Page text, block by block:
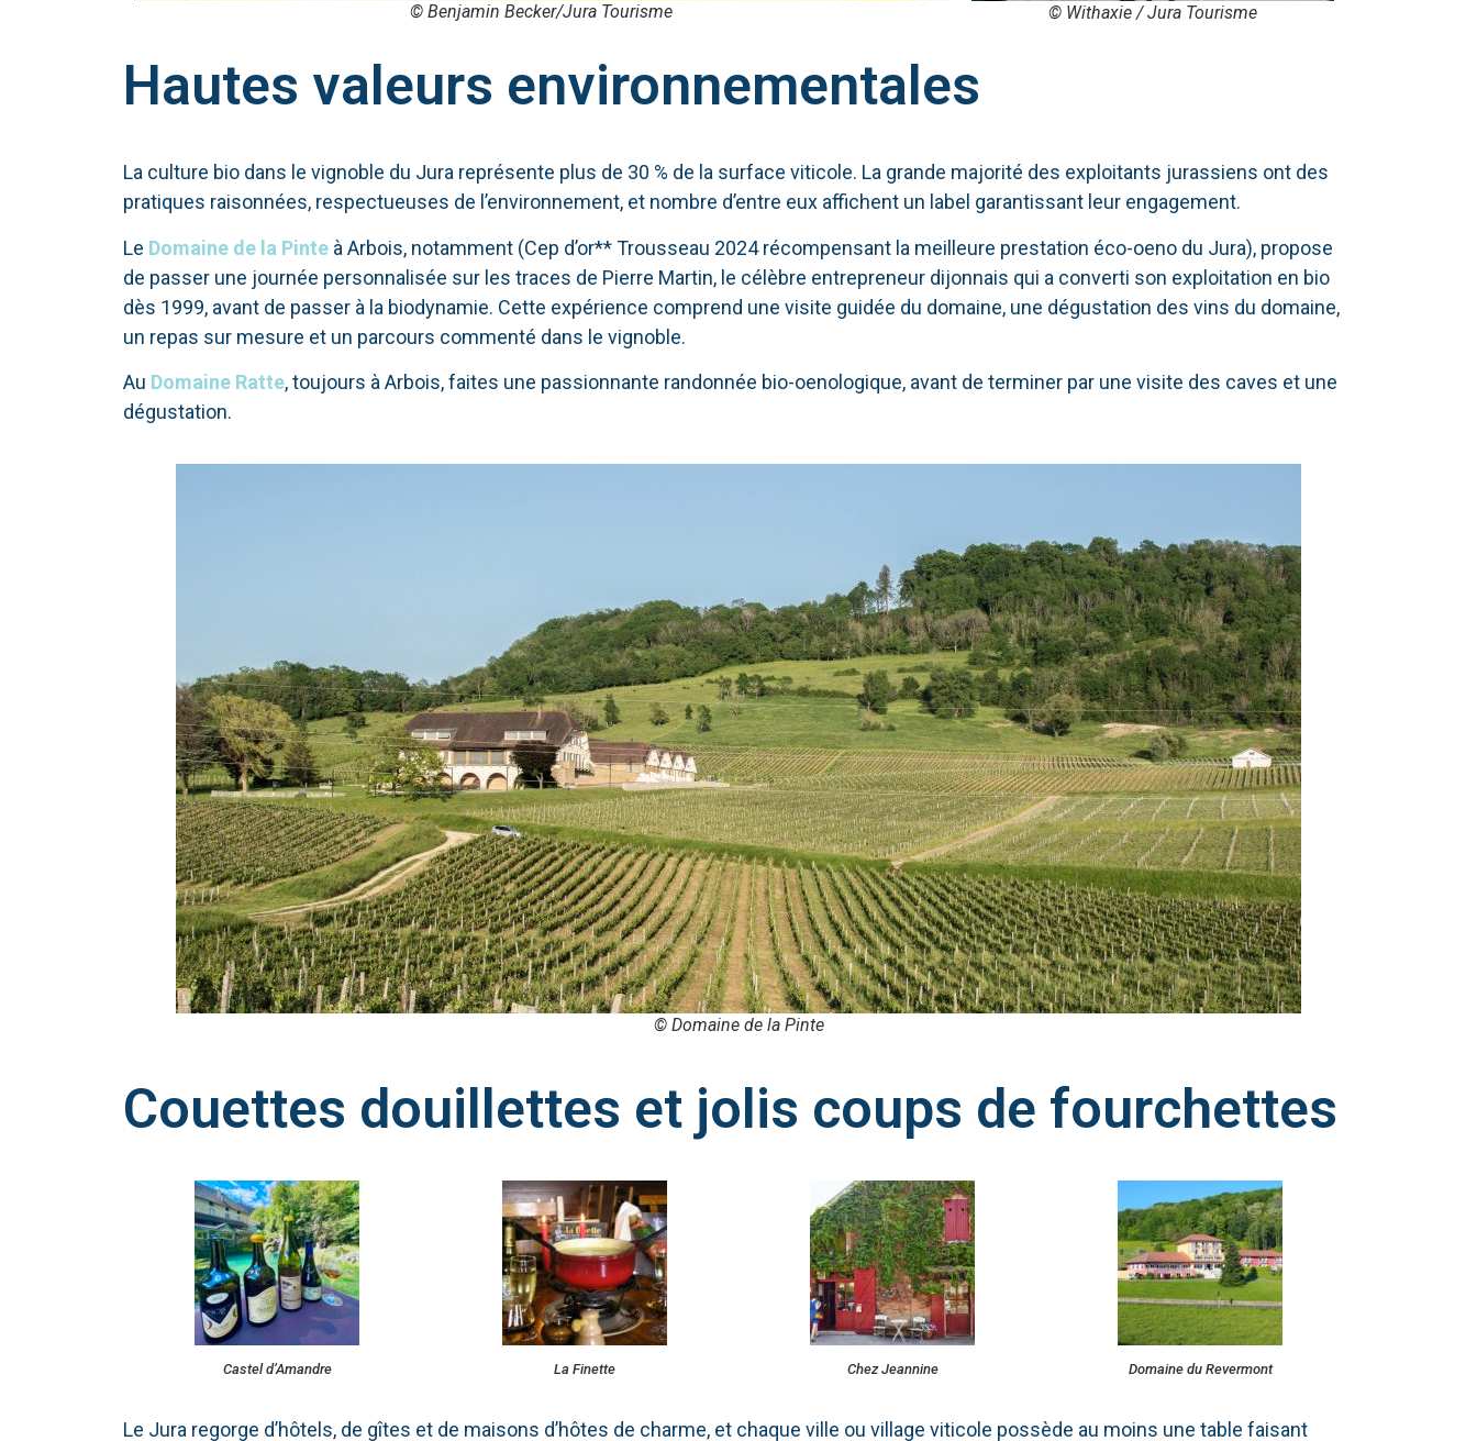
© Benjamin Becker/Jura Tourisme © Withaxie / Jura Tourisme
Hautes valeurs environnementales
La culture bio dans le vignoble du Jura représente plus de 30 % de la surface viticole. La grande majorité des exploitants jurassiens ont des
pratiques raisonnées, respectueuses de l’environnement, et nombre d’entre eux affichent un label garantissant leur engagement.
Le Domaine de la Pinte à Arbois, notamment (Cep d’or** Trousseau 2024 récompensant la meilleure prestation éco-oeno du Jura), propose
de passer une journée personnalisée sur les traces de Pierre Martin, le célèbre entrepreneur dijonnais qui a converti son exploitation en bio
dès 1999, avant de passer à la biodynamie. Cette expérience comprend une visite guidée du domaine, une dégustation des vins du domaine,
un repas sur mesure et un parcours commenté dans le vignoble.
Au Domaine Ratte, toujours à Arbois, faites une passionnante randonnée bio-oenologique, avant de terminer par une visite des caves et une
dégustation.
© Domaine de la Pinte
Couettes douillettes et jolis coups de fourchettes
Castel d’Amandre La Finette Chez Jeannine Domaine du Revermont
Le Jura regorge d’hôtels, de gîtes et de maisons d’hôtes de charme, et chaque ville ou village viticole possède au moins une table faisant